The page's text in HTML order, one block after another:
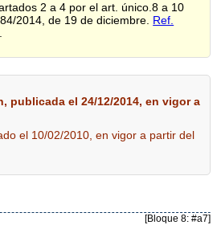
2 a 4 por el art. único.8 a 10
2014, de 19 de diciembre. Ref.
publicada el 24/12/2014, en vigor a
el 10/02/2010, en vigor a partir del
[Bloque 8: #a7]